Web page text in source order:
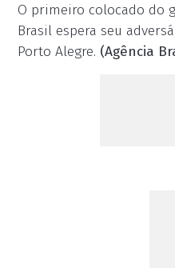
O primeiro colocado do
Brasil espera seu
Porto Alegre. (Agência